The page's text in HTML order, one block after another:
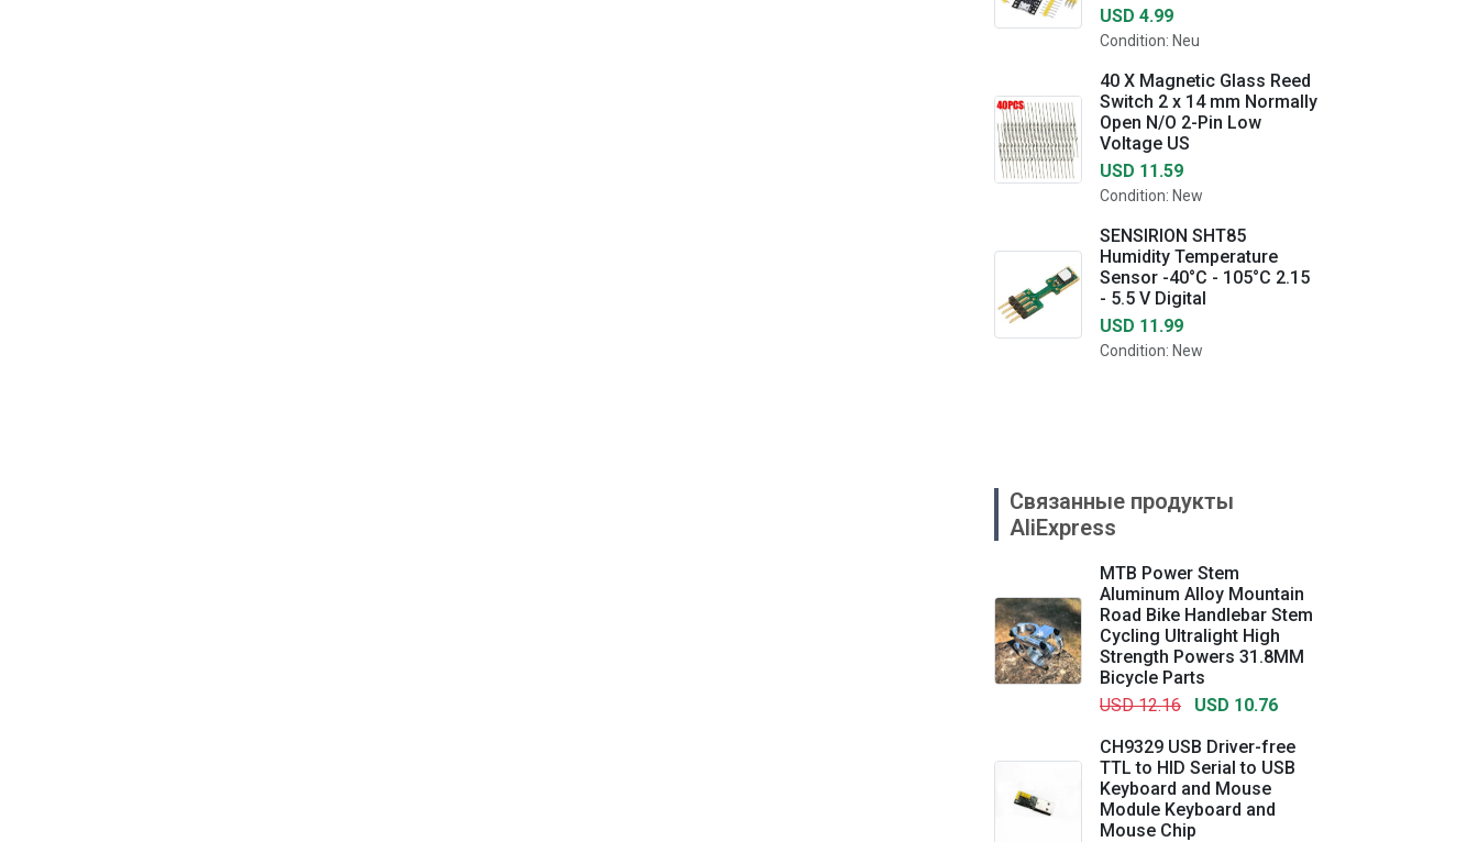
USD 4.99
Condition: Neu
40 X Magnetic Glass Reed
Switch 2 x 14 mm Normally
Open N/O 2-Pin Low
Voltage US
USD 11.59
Condition: New
SENSIRION SHT85
Humidity Temperature
Sensor -40°C - 105°C 2.15
- 5.5 V Digital
USD 11.99
Condition: New
Связанные продукты
AliExpress
MTB Power Stem
Aluminum Alloy Mountain
Road Bike Handlebar Stem
Cycling Ultralight High
Strength Powers 31.8MM
Bicycle Parts
USD 12.16
USD 10.76
CH9329 USB Driver-free
TTL to HID Serial to USB
Keyboard and Mouse
Module Keyboard and
Mouse Chip